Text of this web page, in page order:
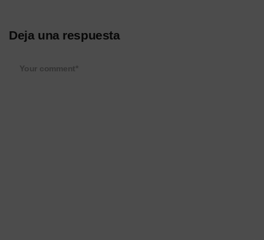
Deja una respuesta
Your comment*